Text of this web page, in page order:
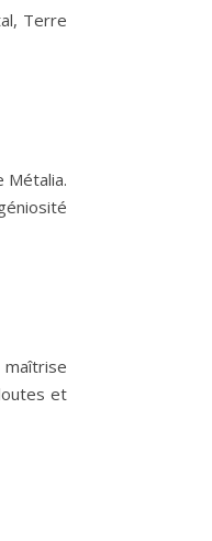
Terre
Métalia.
maîtrise
et